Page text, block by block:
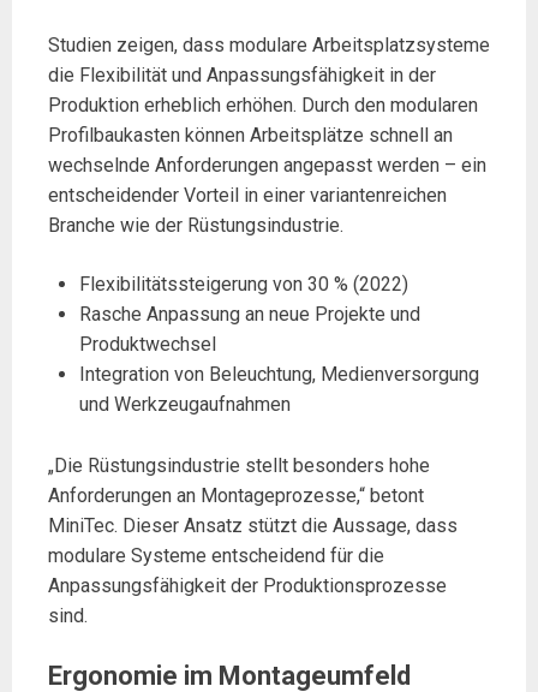
Studien zeigen, dass modulare Arbeitsplatzsysteme
die Flexibilität und Anpassungsfähigkeit in der
Produktion erheblich erhöhen. Durch den modularen
Profilbaukasten können Arbeitsplätze schnell an
wechselnde Anforderungen angepasst werden – ein
entscheidender Vorteil in einer variantenreichen
Branche wie der Rüstungsindustrie.
Flexibilitätssteigerung von 30 % (2022)
Rasche Anpassung an neue Projekte und
Produktwechsel
Integration von Beleuchtung, Medienversorgung
und Werkzeugaufnahmen
„Die Rüstungsindustrie stellt besonders hohe
Anforderungen an Montageprozesse,“ betont
MiniTec. Dieser Ansatz stützt die Aussage, dass
modulare Systeme entscheidend für die
Anpassungsfähigkeit der Produktionsprozesse
sind.
Ergonomie im Montageumfeld